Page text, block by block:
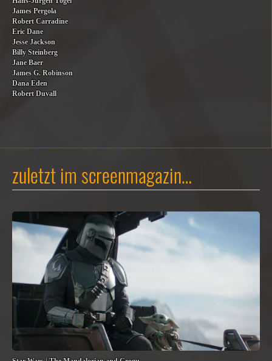
James Pergola
Robert Carradine
Eric Dane
Jesse Jackson
Billy Steinberg
Jane Baer
James G. Robinson
Dana Eden
Robert Duvall
zuletzt im screenmagazin…